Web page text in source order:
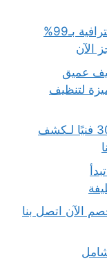
شركة تنظيف كنب بالرياض خدمات احترافية بـ99%
عميق
لتنظيف
كشف اعطال كابلات الكهرباء..أفضل 30 فنيًا لـكشف
الحوش بالرياض 33% خصم الآن اتصل بنا